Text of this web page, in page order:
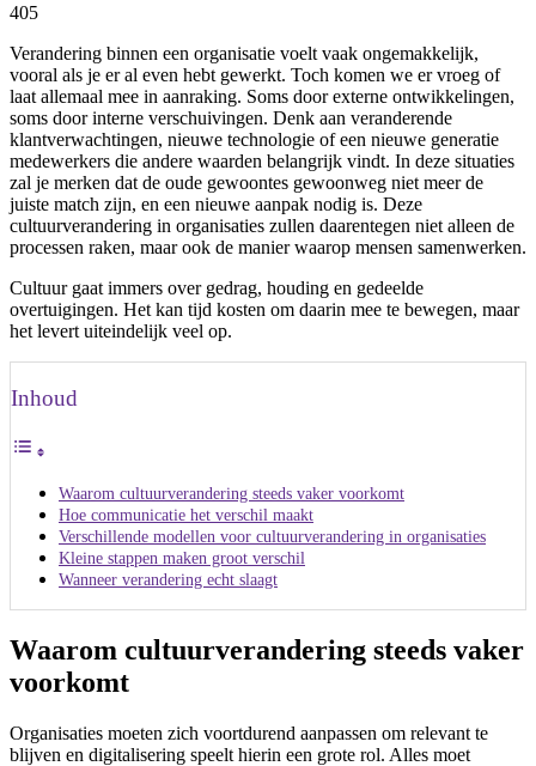
405
Verandering binnen een organisatie voelt vaak ongemakkelijk,
vooral als je er al even hebt gewerkt. Toch komen we er vroeg of
laat allemaal mee in aanraking. Soms door externe ontwikkelingen,
soms door interne verschuivingen. Denk aan veranderende
klantverwachtingen, nieuwe technologie of een nieuwe generatie
medewerkers die andere waarden belangrijk vindt. In deze situaties
zal je merken dat de oude gewoontes gewoonweg niet meer de
juiste match zijn, en een nieuwe aanpak nodig is. Deze
cultuurverandering in organisaties zullen daarentegen niet alleen de
processen raken, maar ook de manier waarop mensen samenwerken.
Cultuur gaat immers over gedrag, houding en gedeelde
overtuigingen. Het kan tijd kosten om daarin mee te bewegen, maar
het levert uiteindelijk veel op.
Inhoud
Waarom cultuurverandering steeds vaker voorkomt
Hoe communicatie het verschil maakt
Verschillende modellen voor cultuurverandering in organisaties
Kleine stappen maken groot verschil
Wanneer verandering echt slaagt
Waarom cultuurverandering steeds vaker
voorkomt
Organisaties moeten zich voortdurend aanpassen om relevant te
blijven en digitalisering speelt hierin een grote rol. Alles moet